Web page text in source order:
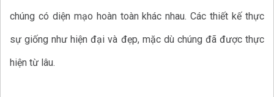
chúng có diện mạo hoàn toàn khác nhau. Các thiết kế thực
sự giống như hiện đại và đẹp, mặc dù chúng đã được thực
hiện từ lâu.